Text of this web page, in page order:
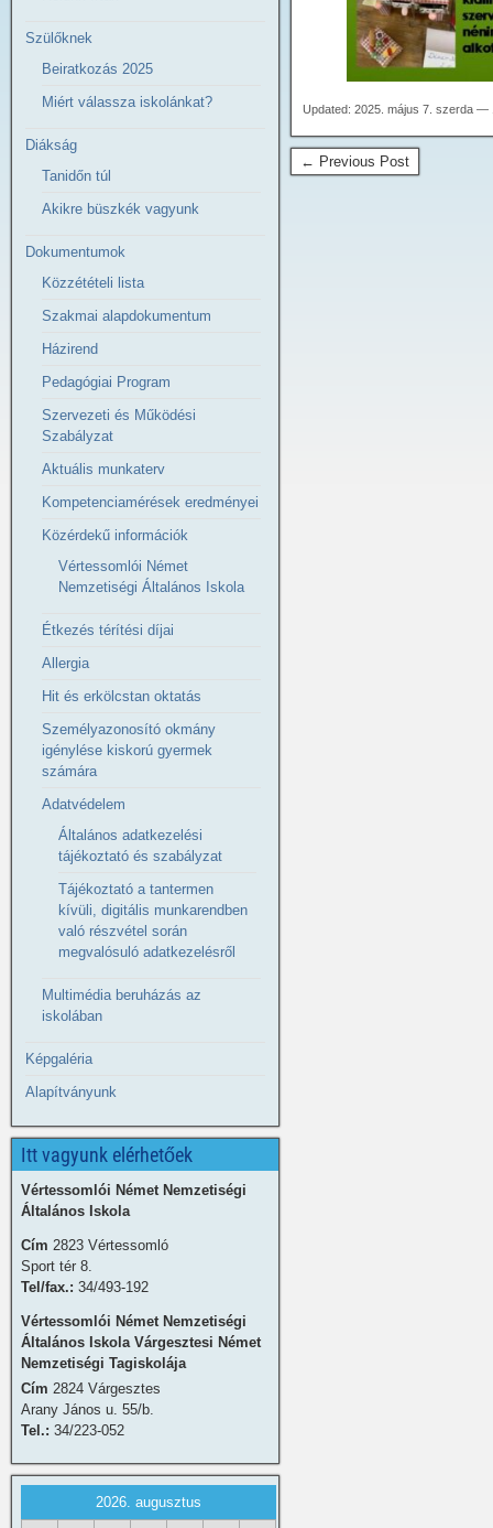
Updated: 2025. május 7. szerda —
← Previous Post
Szülőknek
Beiratkozás 2025
Miért válassza iskolánkat?
Diákság
Tanidőn túl
Akikre büszkék vagyunk
Dokumentumok
Közzétételi lista
Szakmai alapdokumentum
Házirend
Pedagógiai Program
Szervezeti és Működési
Szabályzat
Aktuális munkaterv
Kompetenciamérések eredményei
Közérdekű információk
Vértessomlói Német
Nemzetiségi Általános Iskola
Étkezés térítési díjai
Allergia
Hit és erkölcstan oktatás
Személyazonosító okmány
igénylése kiskorú gyermek
számára
Adatvédelem
Általános adatkezelési
tájékoztató és szabályzat
Tájékoztató a tantermen
kívüli, digitális munkarendben
való részvétel során
megvalósuló adatkezelésről
Multimédia beruházás az
iskolában
Képgaléria
Alapítványunk
Itt vagyunk elérhetőek
Vértessomlói Német Nemzetiségi
Általános Iskola
Cím 2823 Vértessomló
Sport tér 8.
Tel/fax.: 34/493-192
Vértessomlói Német Nemzetiségi
Általános Iskola Várgesztesi Német
Nemzetiségi Tagiskolája
Cím 2824 Várgesztes
Arany János u. 55/b.
Tel.: 34/223-052
2026. augusztus